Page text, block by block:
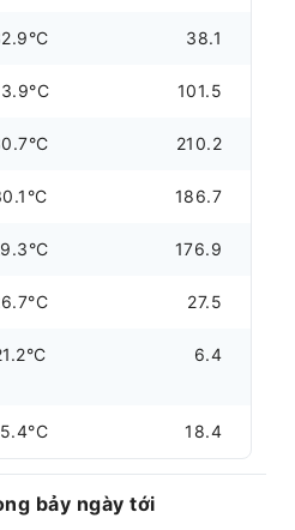
38.1
101.5
210.2
186.7
176.9
27.5
6.4
18.4
bảy ngày tới